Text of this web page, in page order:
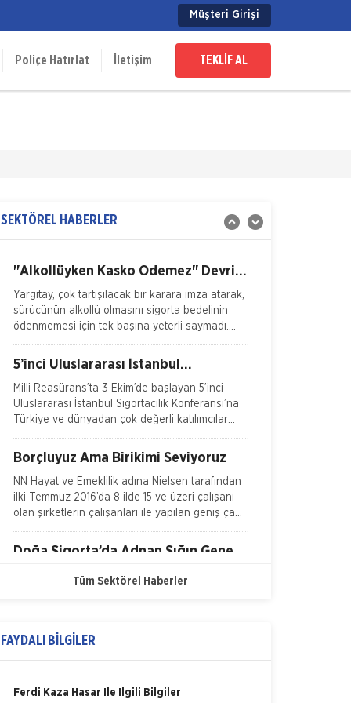
Müşteri Girişi
Poliçe Hatırlat İletişim TEKLİF AL
SEKTÖREL HABERLER
Hastalıklara Karşı “Can Yeleği”
Yarınlarını güvence altına almak isteyen herkes
için farklı ürünler sunan Vakıf Emeklilik, tehlikeli
hastalıkların finansal güçlüklerini, “Can Yele
Başkanı Ekrem Demirtaş, düzenledikleri 'Sigorta
Sektörü Geleceğini Arıyor' arama konferansı ile
"Alkollüyken Kasko Ödemez" Devri
Bitti
Yargıtay, çok tartışılacak bir karara imza atarak,
sürücünün alkollü olmasını sigorta bedelinin
ödenmemesi için tek başına yeterli saymadı.
Emsal o
5’inci Uluslararası İstanbul
Sigortacılık Konferansı Milli
Reasürans’ta yapıldı.
Milli Reasürans’ta 3 Ekim’de başlayan 5’inci
Uluslararası İstanbul Sigortacılık Konferansı’na
Türkiye ve dünyadan çok değerli katılımcılar
katı
Borçluyuz Ama Birikimi Seviyoruz
NN Hayat ve Emeklilik adına Nielsen tarafından
ilki Temmuz 2016’da 8 ilde 15 ve üzeri çalışanı
olan şirketlerin çalışanları ile yapılan geniş çaplı
otomatik
Doğa Sigorta’da Adnan Sığın Genel
Doğa Sigorta’da önemli bir atama gerçekleşti.
Fare Kasko Kapsamında
Komisyonu, sigortalı bir aracın aksamlarının
Tüm Sektörel Haberler
FAYDALI BİLGİLER
Ferdi Kaza Hasar İle İlgili Bilgiler